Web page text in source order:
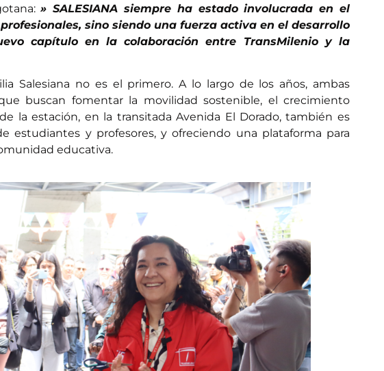
» SALESIANA siempre ha estado involucrada en el
sino siendo una fuerza activa en el desarrollo
capítulo en la colaboración entre TransMilenio y la
Salesiana no es el primero. A lo largo de los años, ambas
buscan fomentar la movilidad sostenible, el crecimiento
la estación, en la transitada Avenida El Dorado, también es
estudiantes y profesores, y ofreciendo una plataforma para
educativa.